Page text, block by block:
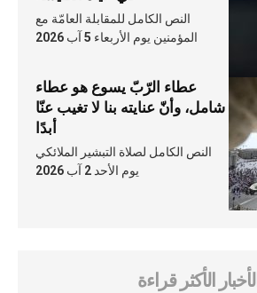
النص الكامل للمقابلة العامّة مع
المؤمنين يوم الأربعاء 5 آب 2026
عطاء الرّبّ يسوع هو عطاء
شامل، وأنّ عنايته بنا لا تغيب عنّا
أبدًا
النص الكامل لصلاة التبشير الملائكي
يوم الأحد 2 آب 2026
الأخبار الأكثر قراءة